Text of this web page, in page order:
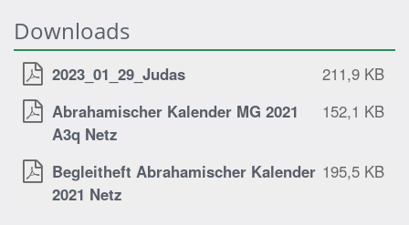
Downloads
2023_01_29_Judas
211,9 KB
Abrahamischer Kalender MG 2021
A3q Netz
152,1 KB
Begleitheft Abrahamischer Kalender
2021 Netz
195,5 KB